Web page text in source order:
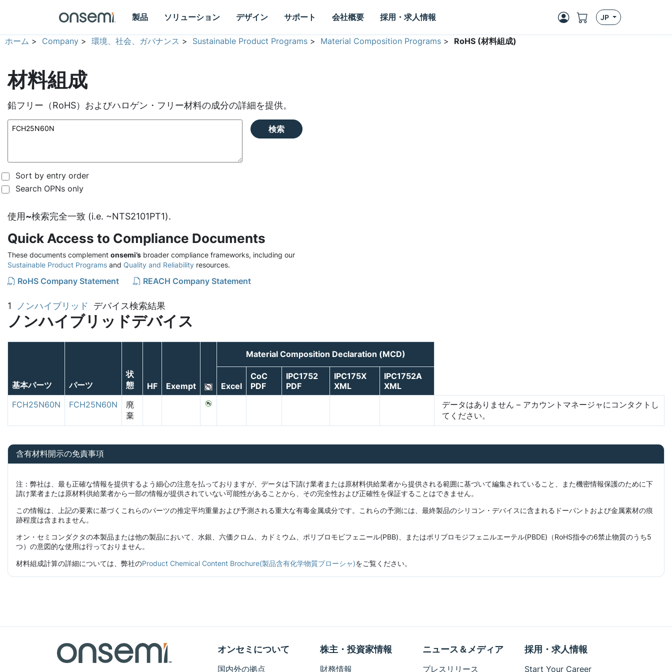
製品 ソリューション デザイン サポート 会社概要 採用・求人情報 JP
ホーム > Company >環境、社会、ガバナンス > Sustainable Product Programs > Material Composition Programs > RoHS (材料組成)
材料組成
鉛フリー（RoHS）およびハロゲン・フリー材料の成分の詳細を提供。
検索
Sort by entry order
Search OPNs only
使用~検索完全一致 (i.e. ~NTS2101PT1).
Quick Access to Compliance Documents
These documents complement onsemi’s broader compliance frameworks, including our
Sustainable Product Programs and Quality and Reliability resources.
RoHS Company Statement REACH Company Statement
1 ノンハイブリッド デバイス検索結果
ノンハイブリッドデバイス
基本パーツ パーツ
状
態
HF Exempt
Material Composition Declaration (MCD)
Excel
CoC
PDF
IPC1752
PDF
IPC175X
XML
IPC1752A
XML
FCH25N60N
FCH25N60N
廃
棄
データはありません – アカウントマネージャにコンタクトし
てください。
含有材料開示の免責事項
注：弊社は、最も正確な情報を提供するよう細心の注意を払っておりますが、データは下請け業者または原材料供給業者から提供される範囲に基づいて編集されていること、また機密情報保護のために下
請け業者または原材料供給業者から一部の情報が提供されていない可能性があることから、その完全性および正確性を保証することはできません。
この情報は、上記の要素に基づくこれらのパーツの推定平均重量および予測される重大な有毒金属成分です。これらの予測には、最終製品のシリコン・デバイスに含まれるドーパントおよび金属素材の痕
跡程度は含まれません。
オン・セミコンダクタの本製品または他の製品において、水銀、六価クロム、カドミウム、ポリブロモビフェニール(PBB)、またはポリブロモジフェニルエーテル(PBDE)（RoHS指令の6禁止物質のうち5
つ）の意図的な使用は行っておりません。
材料組成計算の詳細については、弊社のProduct Chemical Content Brochure(製品含有化学物質ブローシャ)をご覧ください。
オンセミについて
国内外の拠点
株主・投資家情報
財務情報
ニュース＆メディア
プレスリリース
採用・求人情報
Start Your Career